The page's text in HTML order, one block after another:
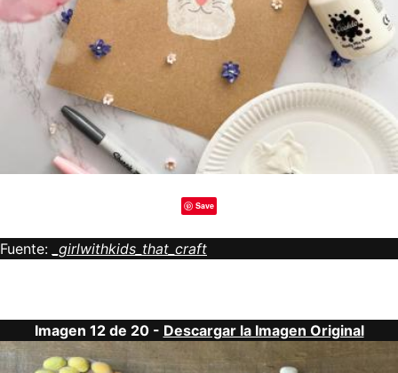
Save
Fuente: _girlwithkids_that_craft
Imagen 12 de 20 - Descargar la Imagen Original